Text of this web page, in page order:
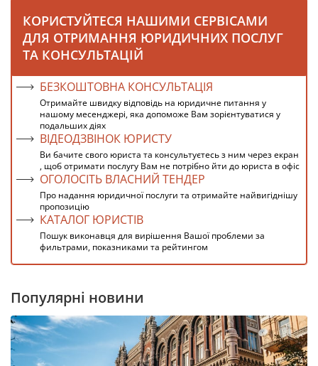
КОРИСТУЙТЕСЯ НАШИМИ СЕРВІСАМИ
ДЛЯ ОТРИМАННЯ ЮРИДИЧНИХ ПОСЛУГ
ТА КОНСУЛЬТАЦІЙ
БЕЗКОШТОВНА КОНСУЛЬТАЦІЯ
Отримайте швидку відповідь на юридичне питання у
нашому месенджері, яка допоможе Вам зорієнтуватися у
подальших діях
ВІДЕОДЗВІНОК ЮРИСТУ
Ви бачите свого юриста та консультуєтесь з ним через екран
, щоб отримати послугу Вам не потрібно йти до юриста в офіс
ОГОЛОСІТЬ ВЛАСНИЙ ТЕНДЕР
Про надання юридичної послуги та отримайте найвигіднішу
пропозицію
КАТАЛОГ ЮРИСТІВ
Пошук виконавця для вирішення Вашої проблеми за
фильтрами, показниками та рейтингом
Популярні новини